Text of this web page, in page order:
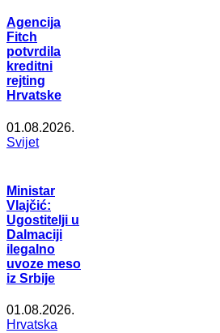
Agencija
Fitch
potvrdila
kreditni
rejting
Hrvatske
01.08.2026.
Svijet
Ministar
Vlajčić:
Ugostitelji u
Dalmaciji
ilegalno
uvoze meso
iz Srbije
01.08.2026.
Hrvatska